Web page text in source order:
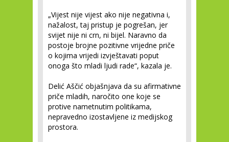
„Vijest nije vijest ako nije negativna i,
nažalost, taj pristup je pogrešan, jer
svijet nije ni crn, ni bijel. Naravno da
postoje brojne pozitivne vrijedne priče
o kojima vrijedi izvještavati poput
onoga što mladi ljudi rade“, kazala je.
Delić Aščić objašnjava da su afirmativne
priče mladih, naročito one koje se
protive nametnutim politikama,
nepravedno izostavljene iz medijskog
prostora.